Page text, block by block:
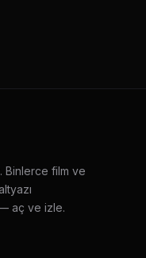
Binlerce film ve
aç ve izle.